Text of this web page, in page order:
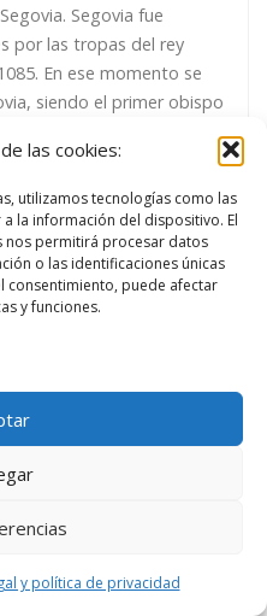
las cookies:
utilizamos tecnologías como las
la información del dispositivo. El
nos permitirá procesar datos
o las identificaciones únicas
consentimiento, puede afectar
y funciones.
y política de privacidad
Segovia fue
por las tropas del rey
En ese momento se
siendo el primer obispo
cuenta con multitud
y otros edificios
se construyen sobre
pero vamos a ir
1ª Parada: Iglesia
[…]